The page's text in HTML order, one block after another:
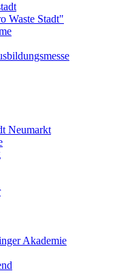
Waste Stadt"
Neumarkt
Akademie